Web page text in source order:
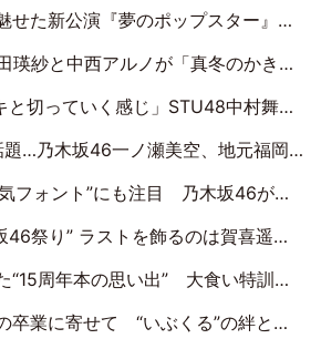
『夢のポップスター』 初日から全身全霊のステージ
のかき氷」騒動で火花散らす！ 因縁の裏にあるのは、逆境をともに“凌”ぐ似た者同士の絆
ていく感じ」STU48中村舞、新しい挑戦は自らの手で
ノ瀬美空、地元福岡『めんべい25周年トップサポーター』に就任
にも注目 乃木坂46が挑んだ書道パフォーマンスの舞台裏
のは賀喜遥香…5年ぶりの登場に「5年分大人になった私を見ていただけたら」
い出” 大食い特訓・守護霊企画・制服グラビア…盛りだくさんの裏話
寄せて “いぶくる”の絆と後輩・龍頭綺音の決意